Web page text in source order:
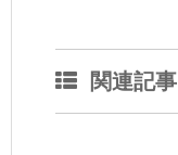
関連記事